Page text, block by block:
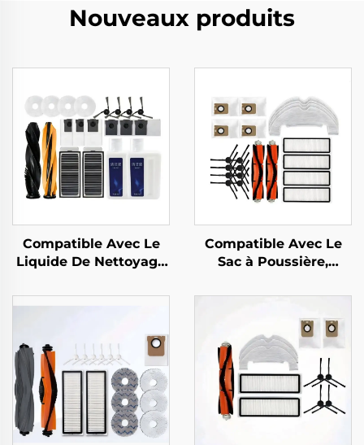
Nouveaux produits
Compatible Avec Le
Liquide De Nettoyage
X50/X40 Pour
Aspirateur Zhui Mi X50
Compatible Avec Le
Sac à Poussière,
Brosse Latérale, Filtre
Et Tissu Du Aspirateur
Dreame Accessoires
L10plus/Z10pro/D10PLUS